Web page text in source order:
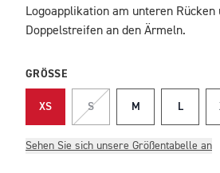
Logoapplikation am unteren Rücken
Doppelstreifen an den Ärmeln.
GRÖSSE
XS S M L
Sehen Sie sich unsere Größentabelle an